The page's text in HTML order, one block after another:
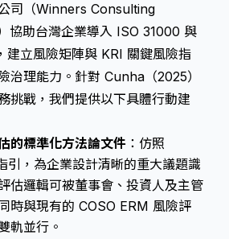
司（Winners Consulting
協助台灣企業導入 ISO 31000 與
建立風險矩陣與 KRI 關鍵風險指
治理能力。針對 Cunha（2025）
挑戰，我們提供以下具體行動建
的標準化方法論文件 ：仿照
引，為企業設計清晰的重大議題識
估邏輯可被董事會、投資人及主管
時與現有的 COSO ERM 風險評
軌並行。